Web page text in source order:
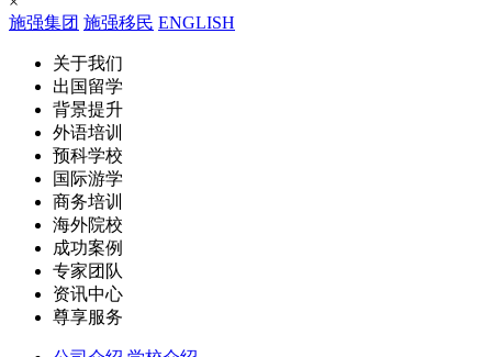
施强集团 施强移民 ENGLISH
关于我们
出国留学
背景提升
外语培训
预科学校
国际游学
商务培训
海外院校
成功案例
专家团队
资讯中心
尊享服务